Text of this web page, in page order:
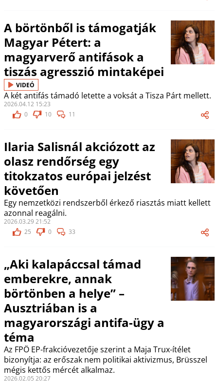
A börtönből is támogatják
Magyar Pétert: a
magyarverő antifások a
tiszás agresszió mintaképei
VIDEÓ
A két antifás támadó letette a voksát a Tisza Párt mellett.
2026.04.12 15:23
0
10 11
Ilaria Salisnál akciózott az
olasz rendőrség egy
titokzatos európai jelzést
követően
Egy nemzetközi rendszerből érkező riasztás miatt kellett
azonnal reagálni.
2026.03.29 21:52
25
0 33
„Aki kalapáccsal támad
emberekre, annak
börtönben a helye” –
Ausztriában is a
magyarországi antifa-ügy a
téma
Az FPÖ EP-frakcióvezetője szerint a Maja Trux-ítélet
bizonyítja: az erőszak nem politikai aktivizmus, Brüsszel
mégis kettős mércét alkalmaz.
2026.02.05 20:27